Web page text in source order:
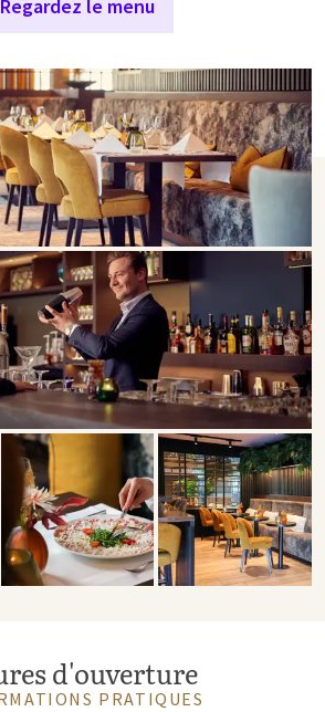
Regardez le menu
d'ouverture
PRATIQUES